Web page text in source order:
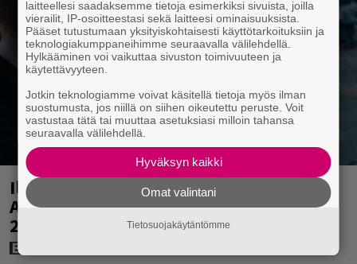
Illalla tv:ssä: Perinteinen dekkari
Agatha Christien hengessä – vuoden
2023 leffa tarjoaa murhamysteerin
laitteellesi saadaksemme tietoja esimerkiksi sivuista, joilla
vierailit, IP-osoitteestasi sekä laitteesi ominaisuuksista.
Pääset tutustumaan yksityiskohtaisesti käyttötarkoituksiin ja
teknologiakumppaneihimme seuraavalla välilehdellä.
Hylkääminen voi vaikuttaa sivuston toimivuuteen ja
käytettävyyteen.
Jotkin teknologiamme voivat käsitellä tietoja myös ilman
suostumusta, jos niillä on siihen oikeutettu peruste. Voit
vastustaa tätä tai muuttaa asetuksiasi milloin tahansa
seuraavalla välilehdellä.
Hyväksyn kaikki
Omat valintani
Tietosuojakäytäntömme